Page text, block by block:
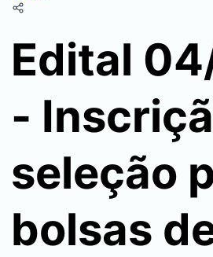
Edital
-
seleção
bolsas